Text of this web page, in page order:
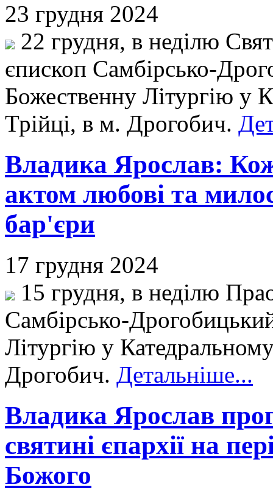
23 грудня 2024
22 грудня, в неділю
єпископ Самбірсько-
Божественну Літургію у
Трійці, в м. Дрогобич.
Владика Ярослав:
актом любові та
бар'єри
17 грудня 2024
15 грудня, в неділю
Самбірсько-
Літургію у
Дрогобич. Детальніше...
Владика Ярослав
святині єпархії на
Божого